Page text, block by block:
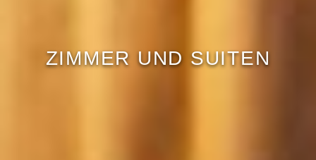
ZIMMER UND SUITEN